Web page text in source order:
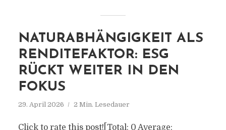
NATURABHÄNGIGKEIT ALS
RENDITEFAKTOR: ESG
RÜCKT WEITER IN DEN
FOKUS
29. April 2026 2 Min. Lesedauer
Click to rate this post![Total: 0 Average: